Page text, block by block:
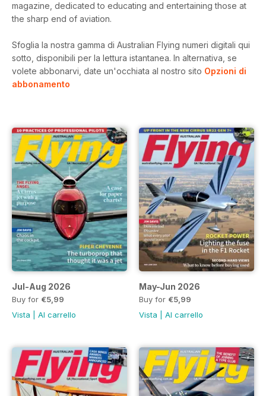
magazine, dedicated to educating and entertaining those at
the sharp end of aviation.
Sfoglia la nostra gamma di Australian Flying numeri digitali qui
sotto, disponibili per la lettura istantanea. In alternativa, se
volete abbonarvi, date un'occhiata al nostro sito Opzioni di
abbonamento
Jul-Aug 2026
Buy for €5,99
Vista
Al carrello
May-Jun 2026
Buy for €5,99
Vista
Al carrello